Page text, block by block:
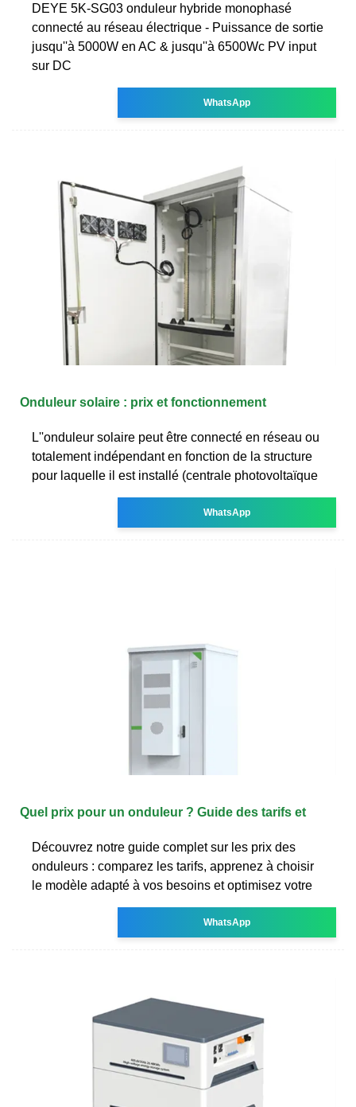
DEYE 5K-SG03 onduleur hybride monophasé
connecté au réseau électrique - Puissance de sortie
jusqu''à 5000W en AC & jusqu''à 6500Wc PV input
sur DC
WhatsApp
Onduleur solaire : prix et fonctionnement
L''onduleur solaire peut être connecté en réseau ou
totalement indépendant en fonction de la structure
pour laquelle il est installé (centrale photovoltaïque
WhatsApp
Quel prix pour un onduleur ? Guide des tarifs et
Découvrez notre guide complet sur les prix des
onduleurs : comparez les tarifs, apprenez à choisir
le modèle adapté à vos besoins et optimisez votre
WhatsApp